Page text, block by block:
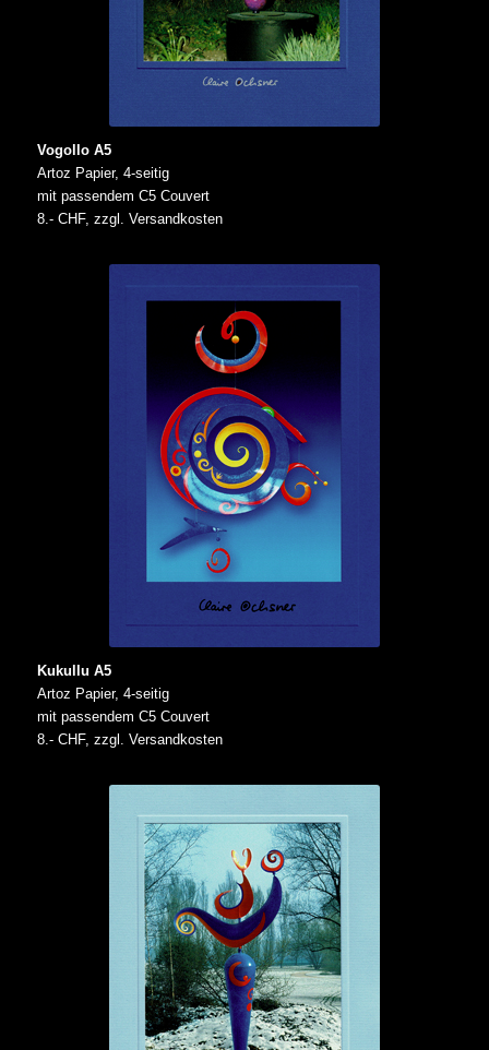
Vogollo A5
Artoz Papier, 4-seitig
mit passendem C5 Couvert
8.- CHF, zzgl. Versandkosten
Kukullu A5
Artoz Papier, 4-seitig
mit passendem C5 Couvert
8.- CHF, zzgl. Versandkosten